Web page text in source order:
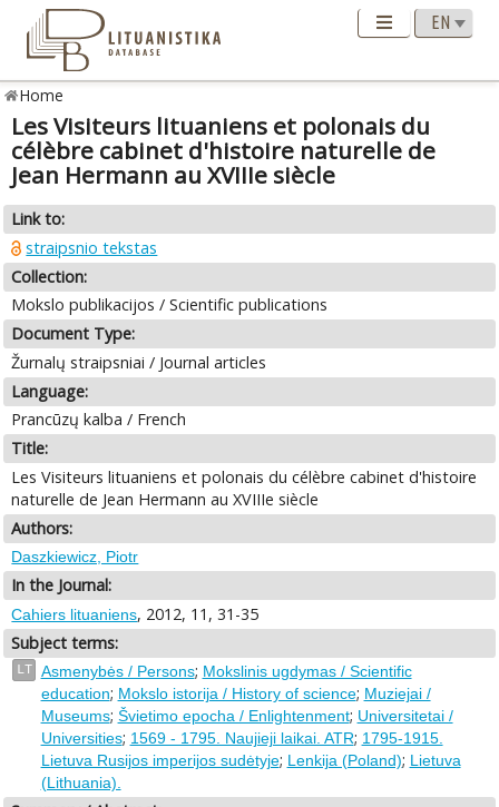
Home
Les Visiteurs lituaniens et polonais du
célèbre cabinet d'histoire naturelle de
Jean Hermann au XVIIIe siècle
Link to:
straipsnio tekstas
Collection:
Mokslo publikacijos / Scientific publications
Document Type:
Žurnalų straipsniai / Journal articles
Language:
Prancūzų kalba / French
Title:
Les Visiteurs lituaniens et polonais du célèbre cabinet d'histoire
naturelle de Jean Hermann au XVIIIe siècle
Authors:
Daszkiewicz, Piotr
In the Journal:
Cahiers lituaniens, 2012, 11, 31-35
Subject terms:
LT Asmenybės / Persons; Mokslinis ugdymas / Scientific
education; Mokslo istorija / History of science; Muziejai /
Museums; Švietimo epocha / Enlightenment; Universitetai /
Universities; 1569 - 1795. Naujieji laikai. ATR; 1795-1915.
Lietuva Rusijos imperijos sudėtyje; Lenkija (Poland); Lietuva
(Lithuania).